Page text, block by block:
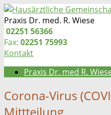
Zum
Inhalt
springen
Praxis Dr. med. R. Wiese
Telefon:
02251 56366
Fax: 02251 75993
Kontakt
Praxis Dr. med R.
Corona-Virus